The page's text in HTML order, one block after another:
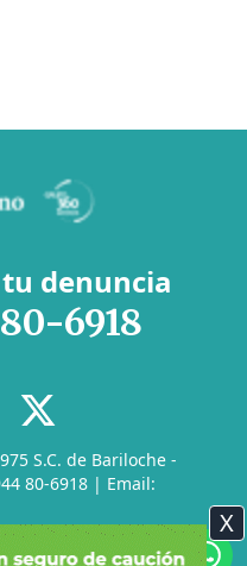
denuncia
6918
S.C. de Bariloche -
80-6918 | Email:
|Archivo
X